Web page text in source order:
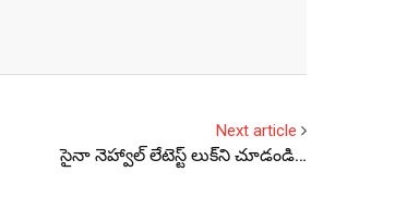
Next article
సైనా నెహ్వాల్ లేటెస్ట్ లుక్‌ని చూడండి…